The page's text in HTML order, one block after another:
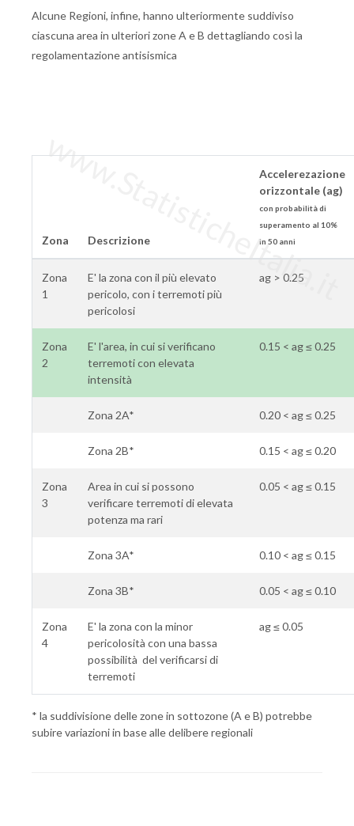
Alcune Regioni, infine, hanno ulteriormente suddiviso
ciascuna area in ulteriori zone A e B dettagliando così la
regolamentazione antisismica
Zona Descrizione
Accelerezazione
orizzontale (ag)
con probabilità di
superamento al 10%
in 50 anni
Zona
1
E' la zona con il più elevato
pericolo, con i terremoti più
pericolosi
ag > 0.25
Zona
2
E' l'area, in cui si verificano
terremoti con elevata
intensità
0.15 < ag ≤ 0.25
Zona 2A* 0.20 < ag ≤ 0.25
Zona 2B* 0.15 < ag ≤ 0.20
Zona
3
Area in cui si possono
verificare terremoti di elevata
potenza ma rari
0.05 < ag ≤ 0.15
Zona 3A* 0.10 < ag ≤ 0.15
Zona 3B* 0.05 < ag ≤ 0.10
Zona
4
E' la zona con la minor
pericolosità con una bassa
possibilità del verificarsi di
terremoti
ag ≤ 0.05
www.StatisticheItalia.it
* la suddivisione delle zone in sottozone (A e B) potrebbe
subire variazioni in base alle delibere regionali